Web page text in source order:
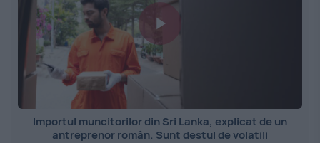
Importul muncitorilor din Sri Lanka, explicat de un
antreprenor român. Sunt destul de volatili